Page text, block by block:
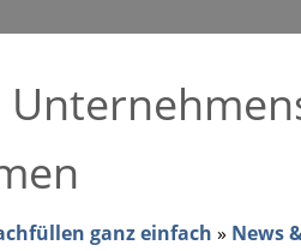
ganz einfach » News